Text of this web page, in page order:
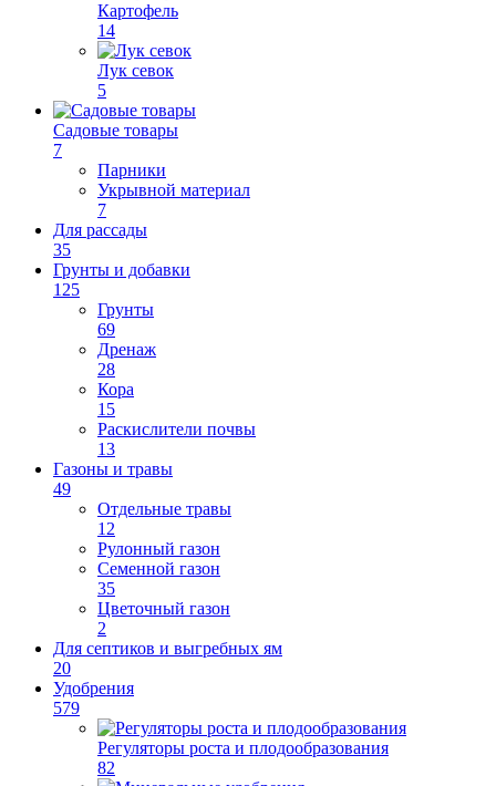
Картофель
14
Лук севок
5
Садовые товары
7
Парники
Укрывной материал
7
Для рассады
35
Грунты и добавки
125
Грунты
69
Дренаж
28
Кора
15
Раскислители почвы
13
Газоны и травы
49
Отдельные травы
12
Рулонный газон
Семенной газон
35
Цветочный газон
2
Для септиков и выгребных ям
20
Удобрения
579
Регуляторы роста и плодообразования
82